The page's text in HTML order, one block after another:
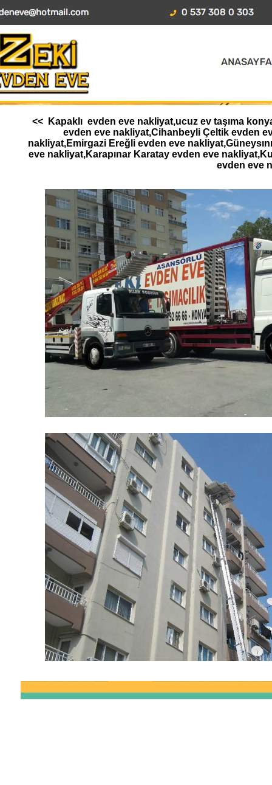
<< Kapaklı evden eve nakliyat,ucuz ev taşıma
evden eve nakliyat,Cihanbeyli Çeltik evden
nakliyat,Emirgazi Ereğli evden eve
eve nakliyat,Karapınar Karatay evden eve
evden eve